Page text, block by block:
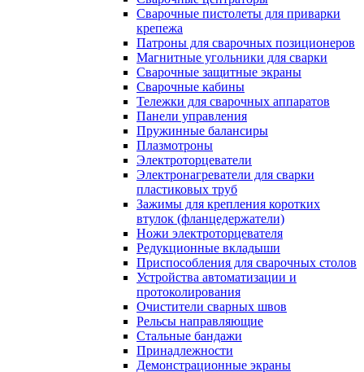
Сварочные пистолеты для приварки
крепежа
Патроны для сварочных позиционеров
Магнитные угольники для сварки
Сварочные защитные экраны
Сварочные кабины
Тележки для сварочных аппаратов
Панели управления
Пружинные балансиры
Плазмотроны
Электроторцеватели
Электронагреватели для сварки
пластиковых труб
Зажимы для крепления коротких
втулок (фланцедержатели)
Ножи электроторцевателя
Редукционные вкладыши
Приспособления для сварочных столов
Устройства автоматизации и
протоколирования
Очистители сварных швов
Рельсы направляющие
Стальные бандажи
Принадлежности
Демонстрационные экраны